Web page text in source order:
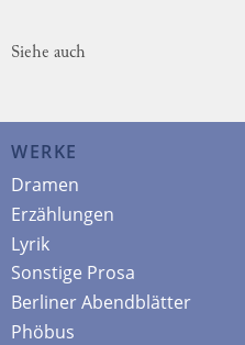
Siehe auch
WERKE
Dramen
Erzählungen
Lyrik
Sonstige Prosa
Berliner Abendblätter
Phöbus